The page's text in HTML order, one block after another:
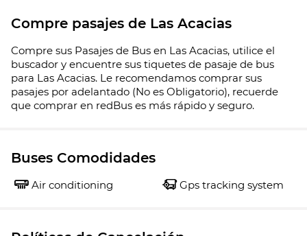
Compre pasajes de Las Acacias
Compre sus Pasajes de Bus en Las Acacias, utilice el
buscador y encuentre sus tiquetes de pasaje de bus
para Las Acacias. Le recomendamos comprar sus
pasajes por adelantado (No es Obligatorio), recuerde
que comprar en redBus es más rápido y seguro.
Buses Comodidades
Air conditioning Gps tracking system